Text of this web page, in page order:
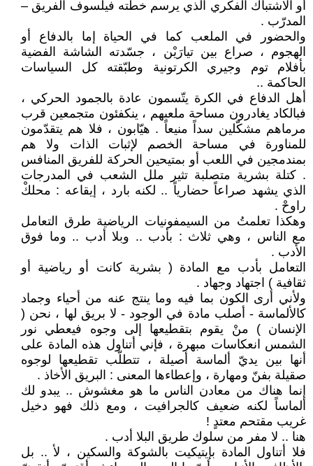
أو الاشتباك الفكري الذي يرسم خطته فيلسوف الفريق –
المدرّب .
والحضور في الملعب كما في الحياة إما بالدفاع أو
الهجوم ، صراع بين تيارَيْن ، جسّدته الشاشة الفضية
بأفلام توم وجيري الكرتونية وطبّقته كل السياسات
الحاكمة ..
أهل الدفاع في الكرة يتّسمون عادة بالجمود الحركي ،
فبالكاد يغادرون مساحة ملعبهم ، ينكفئون متجمعين قرب
مرماهم مشكّلين سداً منيعاً . هيّابون ، فلا هم يتقدّمون
للمناورة في مساحة الخصم لإثبات الذات ولا هم
بمندمجين في اللعب أو بمتيحين الحركة للفريق المنافس
. كتلة بشرية متصلبة تثير ملل الشعب في المدرجات
الذي يشهد صراعاً حضارياً .. لكنه بارد ، إيقاعه : محلكْ
راوحْ .
وهكذا تعلمتُ من السيمفونيات الرياضية طرق التعامل
مع الناس ، وهي ثلاث : بأدب .. وبلا أدب .. وما فوق
الأدب .
التعامل بأدب مع المادة ( بشرية كانت أو رياضية أو
ثقافية ) اجتهاد وجهاد .
ولأني أرى الكون بما فيه وما ينتج عنه من أحياء وجماد
كالألماسة - أصلب مادة في الوجود - لا بريق لها ، نحن (
الإنسان ) منْ يقوم بتقطيعها إلى وجوه فيعطي نور
الشمس انعكاسات مبهرة ، فإني أتناول هذه المادة على
أنها بين يديّ ألماسة أصيلة ، تتطلّب تقطيعها لوجوه
صقيلة بفنّ ومهارة ، وإعطاءها المعنى : البريق الأخاذ .
إنما هناك من معادن الناس ما هو مغشوش .. يبدو لك
ألماساً لكنه ضعيف كالجرافيت ، ومع ذلك فهو دخيل
غريب مقتحم معتدٍ !
هنا .. لا مفر من سلوك طريق البلا أدب .
فلا أتناول المادة بإيتيكيت بالشوكة والسكين ، لأ .. بل